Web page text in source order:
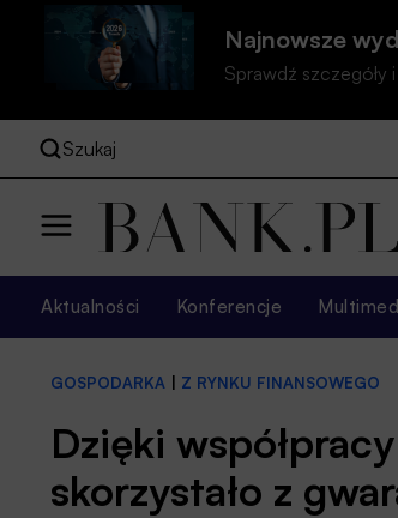
Najnowsze
Sprawdź
Szukaj
Aktualności Konferencje
GOSPODARKA | Z RYNKU FINANSOWEGO
Dzięki
skorzystało z